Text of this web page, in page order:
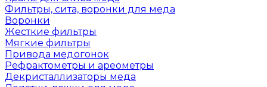
Фильтры, сита, воронки для меда
Воронки
Жесткие фильтры
Мягкие фильтры
Привода медогонок
Рефрактометры и ареометры
Декристаллизаторы меда